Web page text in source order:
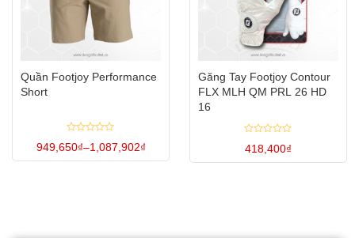
Quần Footjoy Performance
Short
Được
xếp
hạng
949,650₫–1,087,902₫
Khoảng
giá:
Sản
Găng Tay Footjoy Contour
FLX MLH QM PRL 26 HD
16
Được
xếp
hạng
418,400₫
Sản